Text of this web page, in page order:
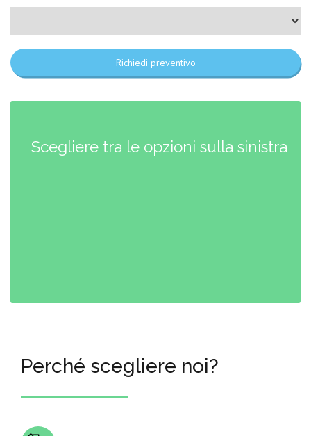
Richiedi preventivo
Scegliere tra le opzioni sulla sinistra
Perché scegliere noi?